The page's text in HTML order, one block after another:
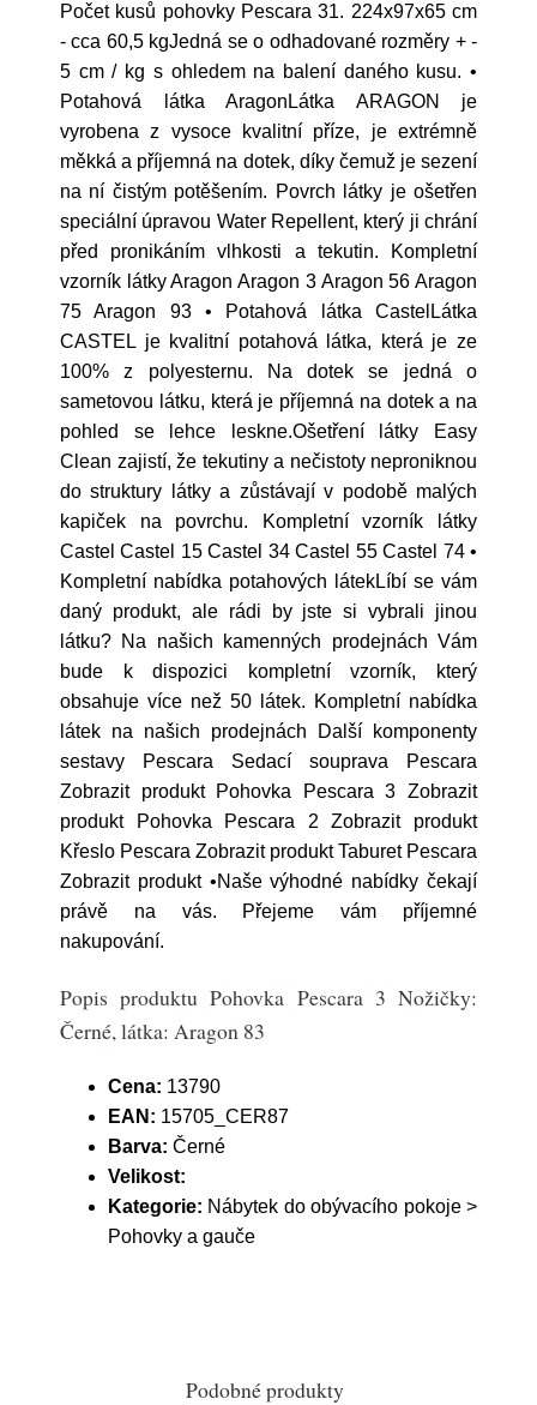
Počet kusů pohovky Pescara 31. 224x97x65 cm
- cca 60,5 kgJedná se o odhadované rozměry + -
5 cm / kg s ohledem na balení daného kusu. •
Potahová látka AragonLátka ARAGON je
vyrobena z vysoce kvalitní příze, je extrémně
měkká a příjemná na dotek, díky čemuž je sezení
na ní čistým potěšením. Povrch látky je ošetřen
speciální úpravou Water Repellent, který ji chrání
před pronikáním vlhkosti a tekutin. Kompletní
vzorník látky Aragon Aragon 3 Aragon 56 Aragon
75 Aragon 93 • Potahová látka CastelLátka
CASTEL je kvalitní potahová látka, která je ze
100% z polyesternu. Na dotek se jedná o
sametovou látku, která je příjemná na dotek a na
pohled se lehce leskne.Ošetření látky Easy
Clean zajistí, že tekutiny a nečistoty neproniknou
do struktury látky a zůstávají v podobě malých
kapiček na povrchu. Kompletní vzorník látky
Castel Castel 15 Castel 34 Castel 55 Castel 74 •
Kompletní nabídka potahových látekLíbí se vám
daný produkt, ale rádi by jste si vybrali jinou
látku? Na našich kamenných prodejnách Vám
bude k dispozici kompletní vzorník, který
obsahuje více než 50 látek. Kompletní nabídka
látek na našich prodejnách Další komponenty
sestavy Pescara Sedací souprava Pescara
Zobrazit produkt Pohovka Pescara 3 Zobrazit
produkt Pohovka Pescara 2 Zobrazit produkt
Křeslo Pescara Zobrazit produkt Taburet Pescara
Zobrazit produkt •Naše výhodné nabídky čekají
právě na vás. Přejeme vám příjemné
nakupování.
Popis produktu Pohovka Pescara 3 Nožičky:
Černé, látka: Aragon 83
Cena: 13790
EAN: 15705_CER87
Barva: Černé
Velikost:
Kategorie: Nábytek do obývacího pokoje >
Pohovky a gauče
Podobné produkty